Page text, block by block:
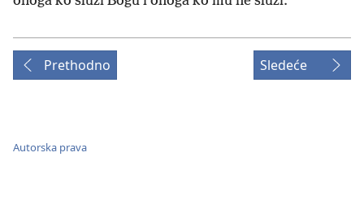
Prethodno Sledeće
Autorska prava